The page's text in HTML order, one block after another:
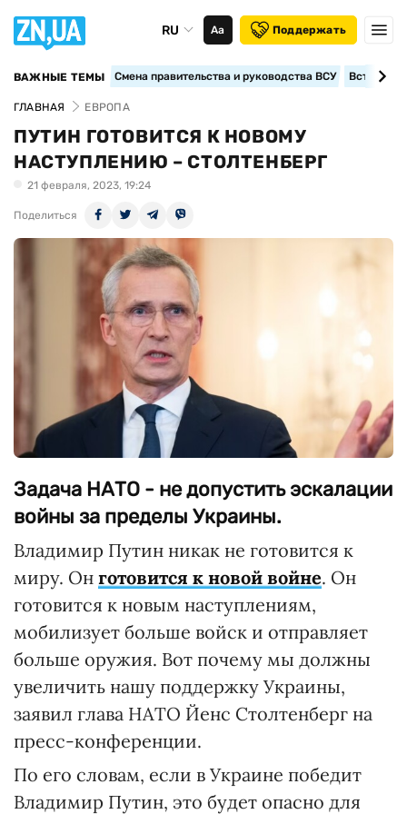
RU Аа Поддержать
ВАЖНЫЕ ТЕМЫ Смена правительства и руководства ВСУ
ГЛАВНАЯ ЕВРОПА
ПУТИН ГОТОВИТСЯ К НОВОМУ
НАСТУПЛЕНИЮ – СТОЛТЕНБЕРГ
21 февраля, 2023, 19:24
Поделиться
Задача НАТО - не допустить эскалации
войны за пределы Украины.
Владимир Путин никак не готовится к
миру. Он готовится к новой войне. Он
готовится к новым наступлениям,
мобилизует больше войск и отправляет
больше оружия. Вот почему мы должны
увеличить нашу поддержку Украины,
заявил глава НАТО Йенс Столтенберг на
пресс-конференции.
По его словам, если в Украине победит
Владимир Путин, это будет опасно для